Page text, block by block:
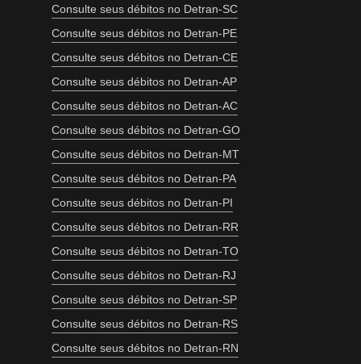
Consulte seus débitos no Detran-SC
Consulte seus débitos no Detran-PE
Consulte seus débitos no Detran-CE
Consulte seus débitos no Detran-AP
Consulte seus débitos no Detran-AC
Consulte seus débitos no Detran-GO
Consulte seus débitos no Detran-MT
Consulte seus débitos no Detran-PA
Consulte seus débitos no Detran-PI
Consulte seus débitos no Detran-RR
Consulte seus débitos no Detran-TO
Consulte seus débitos no Detran-RJ
Consulte seus débitos no Detran-SP
Consulte seus débitos no Detran-RS
Consulte seus débitos no Detran-RN